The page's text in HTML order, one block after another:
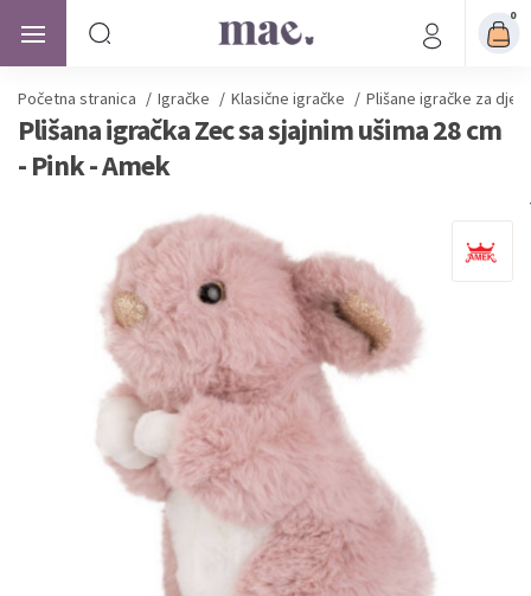
0
Početna stranica / Igračke / Klasične igračke / Plišane igračke za
Plišana igračka Zec sa sjajnim ušima 28 cm
- Pink - Amek